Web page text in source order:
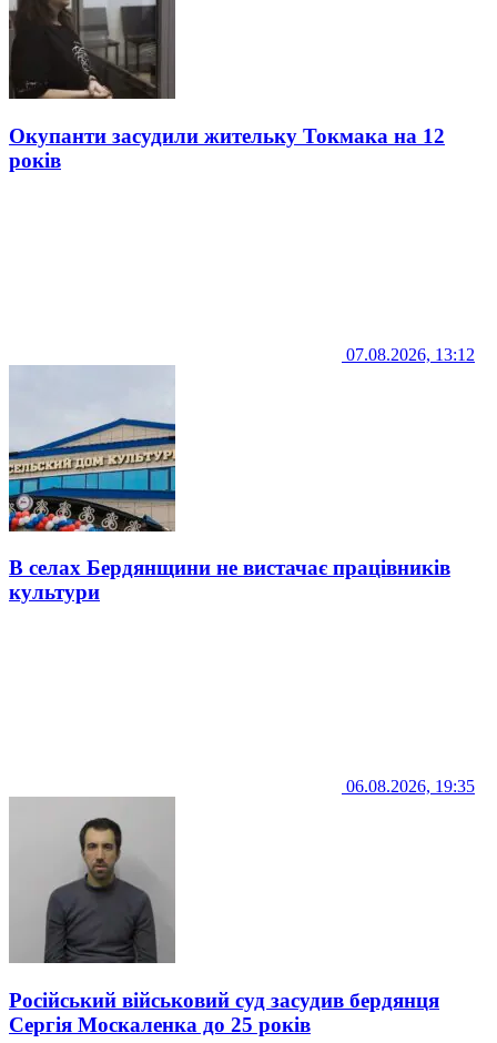
Окупанти засудили жительку Токмака на 12
років
07.08.2026, 13:12
В селах Бердянщини не вистачає працівників
культури
06.08.2026, 19:35
Російський військовий суд засудив бердянця
Сергія Москаленка до 25 років